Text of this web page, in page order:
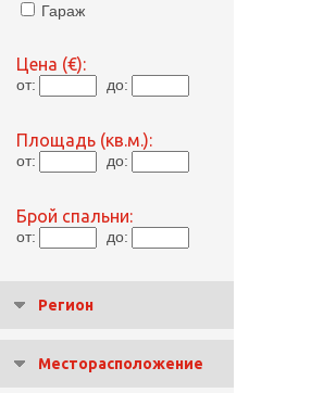
Гараж
Цена (€):
от: до:
Площадь (кв.м.):
от: до:
Брой спальни:
от: до:
Регион
Месторасположение